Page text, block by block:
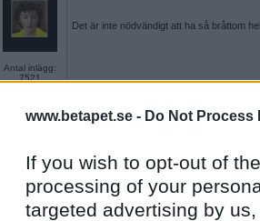
www.betapet.se - Do Not Process
If you wish to opt-out of
processing of your
targeted advertising by
Antal inlägg:
7521
Det är inte nödvändigt att ha så bråttom
Sotfinger
Antal inlägg:
22361
En bra hudkräm gör susen